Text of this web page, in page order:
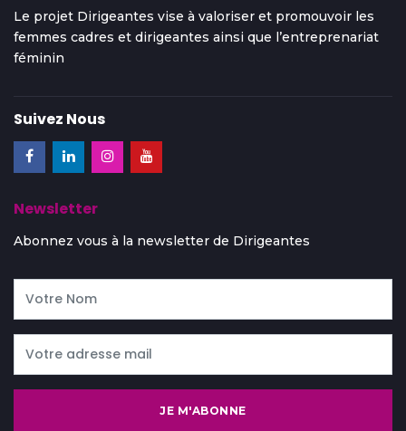
Le projet Dirigeantes vise à valoriser et promouvoir les
femmes cadres et dirigeantes ainsi que l’entreprenariat
féminin
Suivez Nous
Newsletter
Abonnez vous à la newsletter de Dirigeantes
JE M'ABONNE